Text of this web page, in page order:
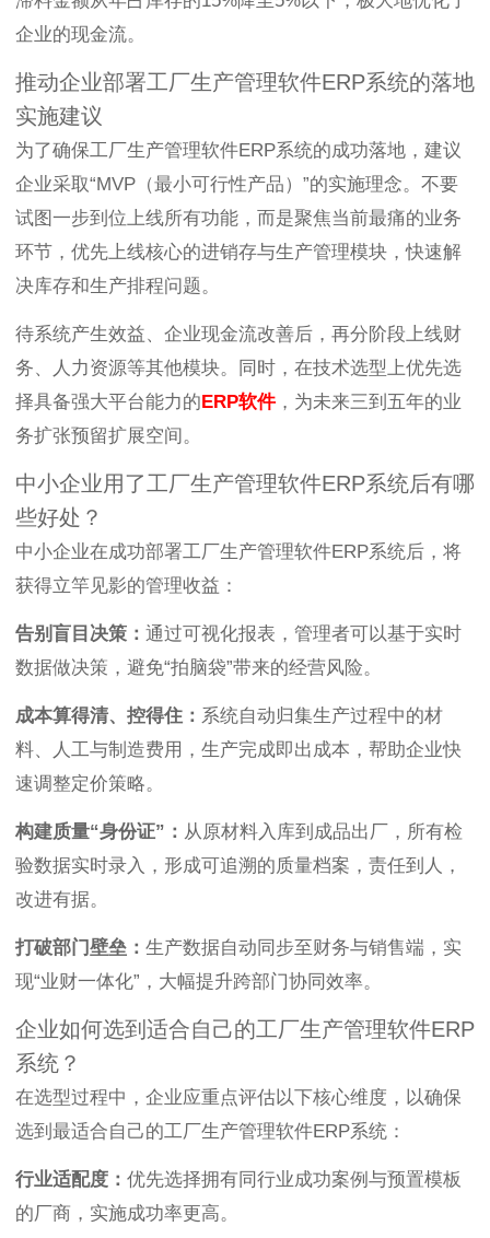
企业的现金流。
推动企业部署工厂生产管理软件ERP系统的落地
实施建议
为了确保工厂生产管理软件ERP系统的成功落地，建议
企业采取“MVP（最小可行性产品）”的实施理念。不要
试图一步到位上线所有功能，而是聚焦当前最痛的业务
环节，优先上线核心的进销存与生产管理模块，快速解
决库存和生产排程问题。
待系统产生效益、企业现金流改善后，再分阶段上线财
务、人力资源等其他模块。同时，在技术选型上优先选
择具备强大平台能力的ERP软件，为未来三到五年的业
务扩张预留扩展空间。
中小企业用了工厂生产管理软件ERP系统后有哪
些好处？
中小企业在成功部署工厂生产管理软件ERP系统后，将
获得立竿见影的管理收益：
告别盲目决策： 通过可视化报表，管理者可以基于实时
数据做决策，避免“拍脑袋”带来的经营风险。
成本算得清、控得住： 系统自动归集生产过程中的材
料、人工与制造费用，生产完成即出成本，帮助企业快
速调整定价策略。
构建质量“身份证”： 从原材料入库到成品出厂，所有检
验数据实时录入，形成可追溯的质量档案，责任到人，
改进有据。
打破部门壁垒： 生产数据自动同步至财务与销售端，实
现“业财一体化”，大幅提升跨部门协同效率。
企业如何选到适合自己的工厂生产管理软件ERP
系统？
在选型过程中，企业应重点评估以下核心维度，以确保
选到最适合自己的工厂生产管理软件ERP系统：
行业适配度： 优先选择拥有同行业成功案例与预置模板
的厂商，实施成功率更高。